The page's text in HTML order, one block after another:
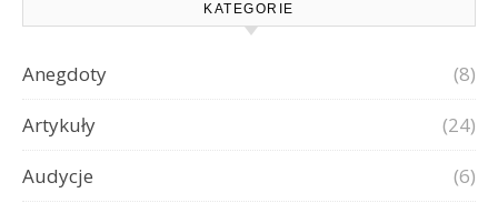
KATEGORIE
Anegdoty
(8)
Artykuły
(24)
Audycje
(6)